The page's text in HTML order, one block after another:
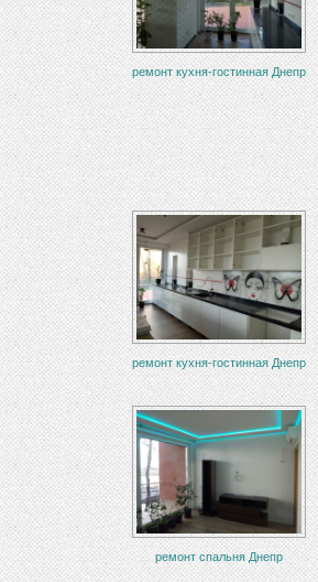
ремонт кухня-гостинная Днепр
ремонт кухня-гостинная Днепр
ремонт спальня Днепр